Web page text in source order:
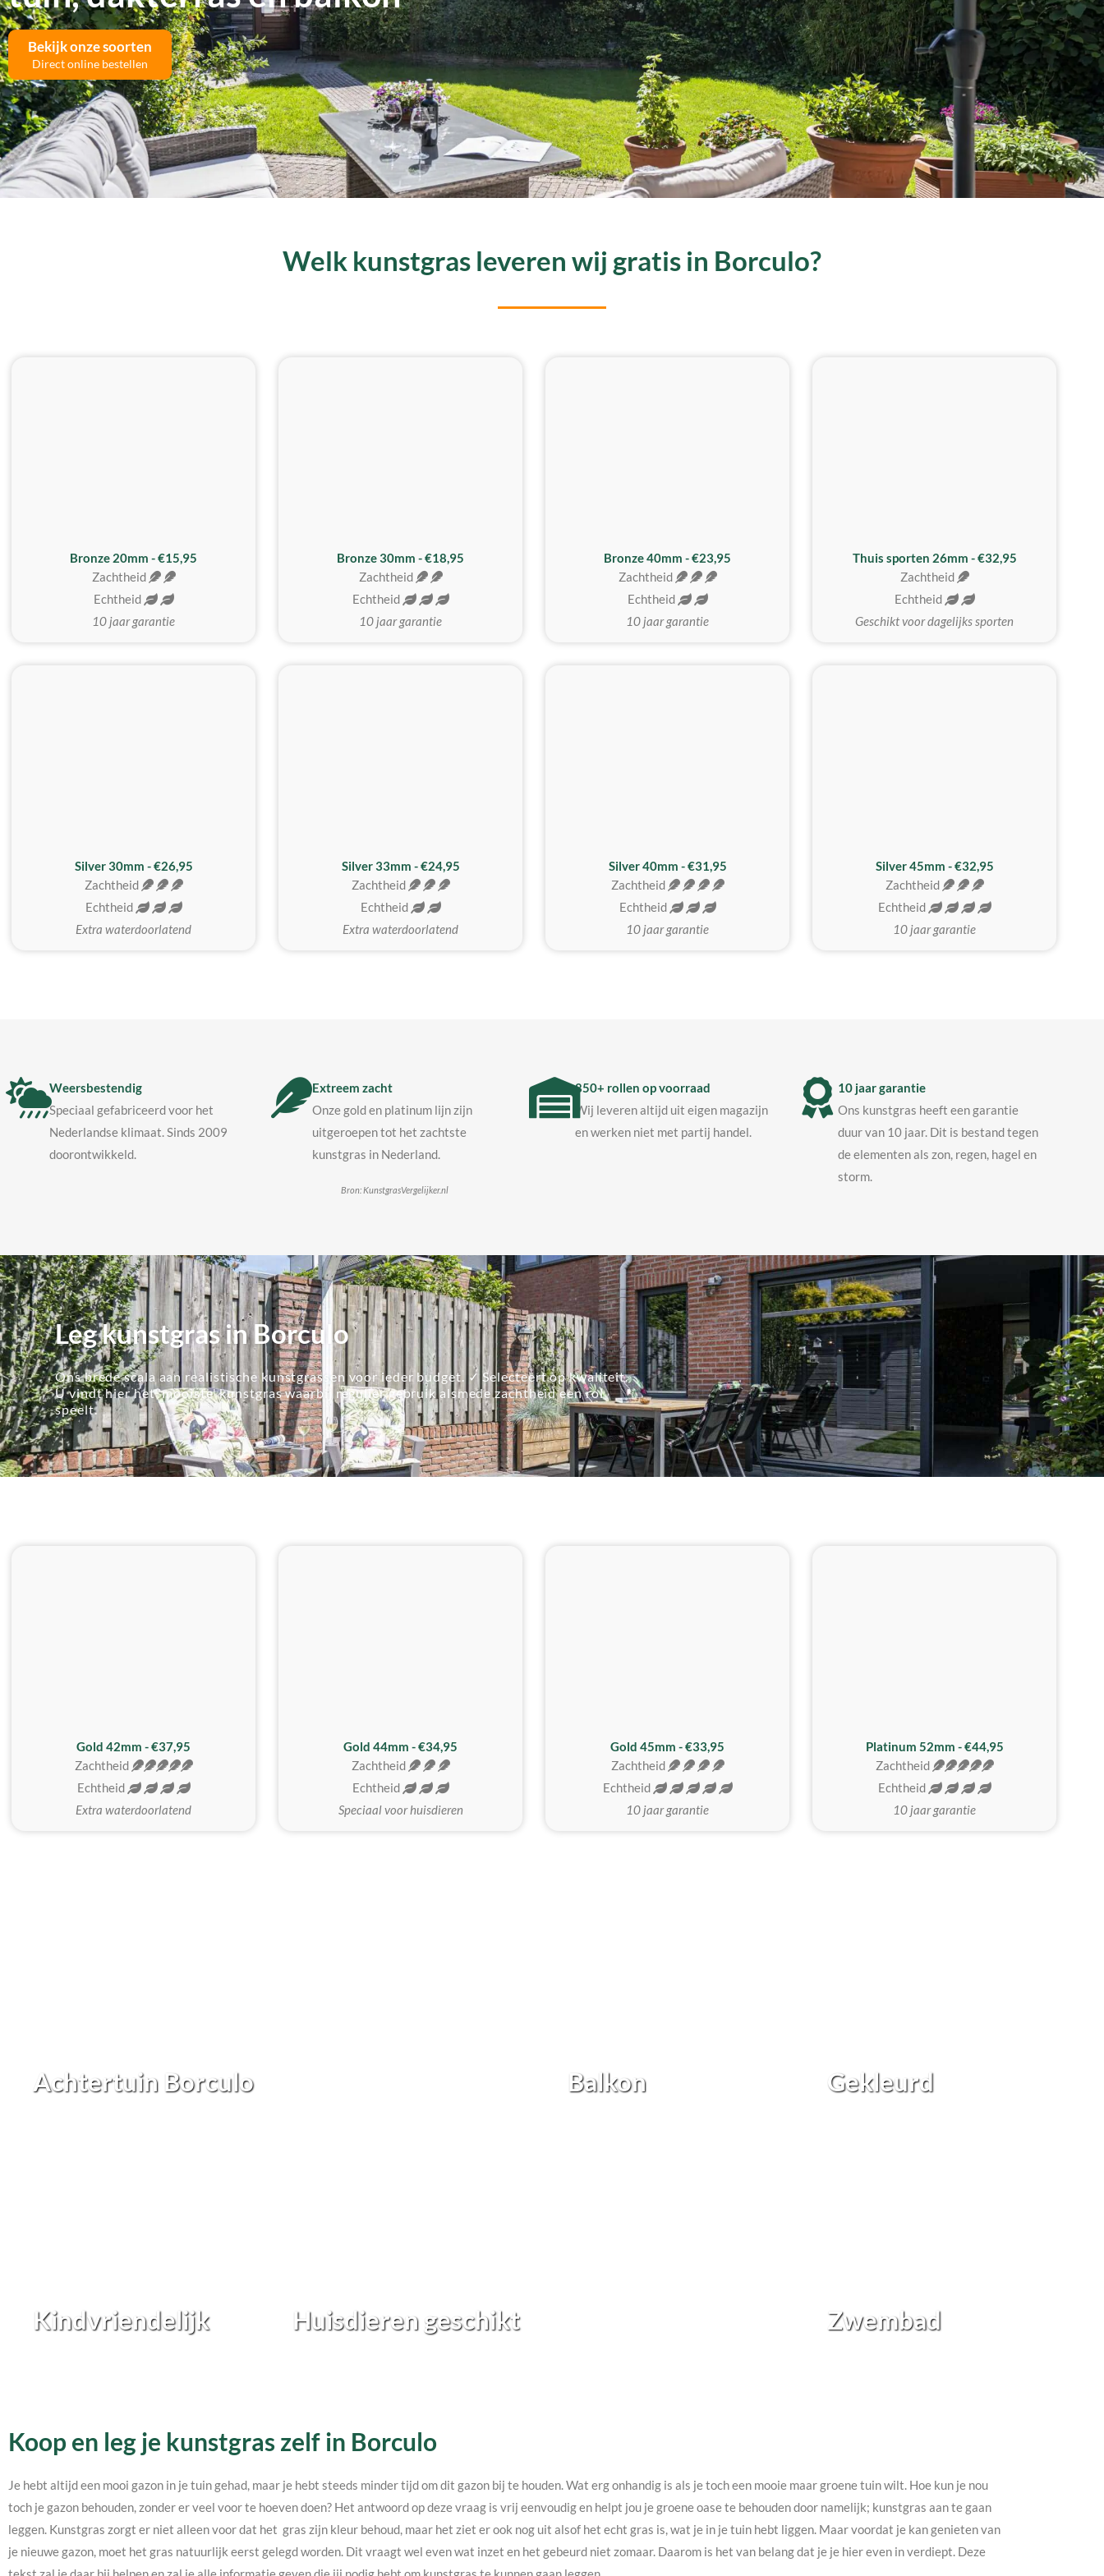
Bekijk onze soorten
Direct online bestellen
Welk kunstgras leveren wij gratis in Borculo?
Bronze 20mm - €15,95
Zachtheid
Echtheid
10 jaar garantie
Bronze 30mm - €18,95
Zachtheid
Echtheid
10 jaar garantie
Bronze 40mm - €23,95
Zachtheid
Echtheid
10 jaar garantie
Thuis sporten 26mm - €32,95
Zachtheid
Echtheid
Geschikt voor dagelijks sporten
Silver 30mm - €26,95
Zachtheid
Echtheid
Extra waterdoorlatend
Silver 33mm - €24,95
Zachtheid
Echtheid
Extra waterdoorlatend
Silver 40mm - €31,95
Zachtheid
Echtheid
10 jaar garantie
MEEST GEKOZEN
Silver 45mm - €32,95
Zachtheid
Echtheid
10 jaar garantie
Weersbestendig
Speciaal gefabriceerd voor het
Nederlandse klimaat. Sinds 2009
doorontwikkeld.
Extreem zacht
Onze gold en platinum lijn zijn
uitgeroepen tot het zachtste
kunstgras in Nederland.
Bron: KunstgrasVergelijker.nl
850+ rollen op voorraad
Wij leveren altijd uit eigen magazijn
en werken niet met partij handel.
10 jaar garantie
Ons kunstgras heeft een garantie
duur van 10 jaar. Dit is bestand tegen
de elementen als zon, regen, hagel en
storm.
Leg kunstgras in Borculo
Ons brede scala aan realistische kunstgrassen voor ieder budget. ✓ Selecteert op kwaliteit.
U vindt hier het 'mooiste' kunstgras waarbij regulier gebruik alsmede zachtheid een rol
speelt.
Gold 42mm - €37,95
Zachtheid
Echtheid
Extra waterdoorlatend
Gold 44mm - €34,95
Zachtheid
Echtheid
Speciaal voor huisdieren
Gold 45mm - €33,95
Zachtheid
Echtheid
10 jaar garantie
Platinum 52mm - €44,95
Zachtheid
Echtheid
10 jaar garantie
Achtertuin Borculo Balkon Gekleurd
Kindvriendelijk Huisdieren geschikt Zwembad
Koop en leg je kunstgras zelf in Borculo
Je hebt altijd een mooi gazon in je tuin gehad, maar je hebt steeds minder tijd om dit gazon bij te houden. Wat erg onhandig is als je toch een mooie maar groene tuin wilt. Hoe kun je nou
toch je gazon behouden, zonder er veel voor te hoeven doen? Het antwoord op deze vraag is vrij eenvoudig en helpt jou je groene oase te behouden door namelijk; kunstgras aan te gaan
leggen. Kunstgras zorgt er niet alleen voor dat het gras zijn kleur behoud, maar het ziet er ook nog uit alsof het echt gras is, wat je in je tuin hebt liggen. Maar voordat je kan genieten van
je nieuwe gazon, moet het gras natuurlijk eerst gelegd worden. Dit vraagt wel even wat inzet en het gebeurd niet zomaar. Daarom is het van belang dat je je hier even in verdiept. Deze